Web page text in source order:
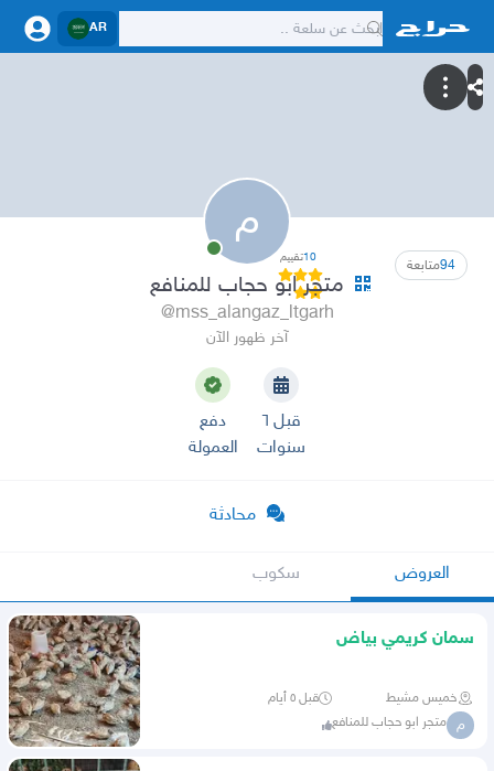
AR
م
94متابعة 10تقييم
متجر ابو حجاب للمنافع
@mss_alangaz_ltgarh
آخر ظهور الآن
قبل ٦
سنوات
دفع
العمولة
محادثة
العروض سكوب
سمان كريمي بياض
خميس مشيط قبل ٥ أيام
م متجر ابو حجاب للمنافع